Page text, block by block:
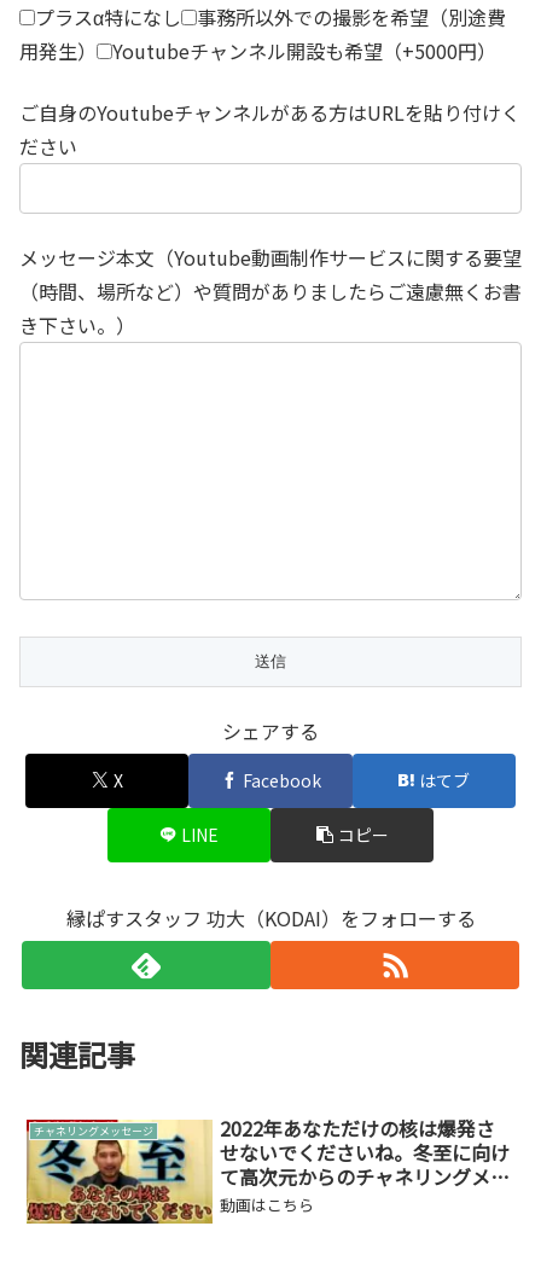
プラスα特になし
事務所以外での撮影を希望（別途費
用発生）
Youtubeチャンネル開設も希望（+5000円）
ご自身のYoutubeチャンネルがある方はURLを貼り付けく
ださい
メッセージ本文（Youtube動画制作サービスに関する要望
（時間、場所など）や質問がありましたらご遠慮無くお書
き下さい。）
シェアする
X Facebook はてブ
LINE コピー
縁ぱすスタッフ 功大（KODAI）をフォローする
関連記事
チャネリングメッセージ
2022年あなただけの核は爆発さ
せないでくださいね。冬至に向け
て高次元からのチャネリングメッ
セージ【221222】
動画はこちら